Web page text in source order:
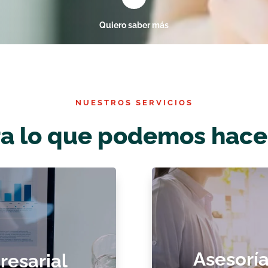
Quiero saber más
NUESTROS SERVICIOS
lo que podemos
de
una